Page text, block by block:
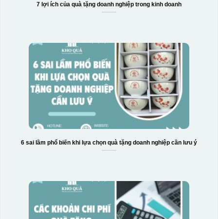
7 lợi ích của quà tặng doanh nghiệp trong kinh doanh
6 sai lầm phổ biến khi lựa chọn quà tặng doanh nghiệp cần lưu ý